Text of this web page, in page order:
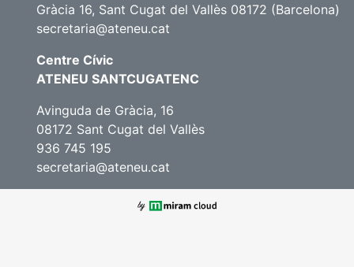
Gràcia 16, Sant Cugat del Vallès 08172 (Barcelona)
secretaria@ateneu.cat
Centre Cívic
ATENEU SANTCUGATENC
Avinguda de Gràcia, 16
08172 Sant Cugat del Vallès
936 745 195
secretaria@ateneu.cat